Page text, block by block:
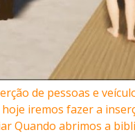
de pessoas e
iremos fazer a
Quando abrimos a